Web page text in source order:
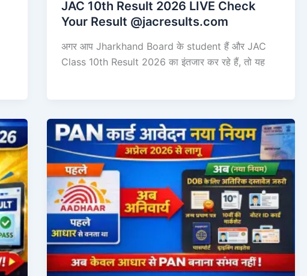
JAC 10th Result 2026 LIVE Check
Your Result @jacresults.com
अगर आप Jharkhand Board के student हैं और JAC
Class 10th Result 2026 का इंतजार कर रहे हैं, तो यह